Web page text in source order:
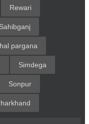
Rewari
Sahibganj
pargana
Simdega
Sonpur